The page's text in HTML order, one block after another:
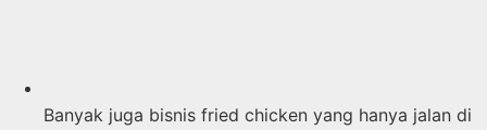
Banyak juga bisnis fried chicken yang hanya jalan di